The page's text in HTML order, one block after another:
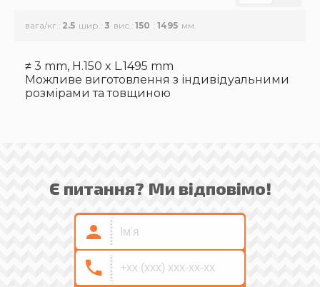
вага/кг. 2.5 шир. 3 вис. 150 1495
≠ 3 mm, H.150 x L.1495 mm
Можливе виготовлення з індивідуальними
розмірами та товщиною
Є питання? Ми відповімо!